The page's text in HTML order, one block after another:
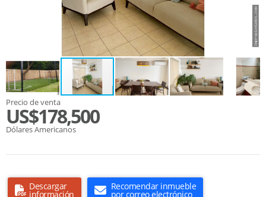
Precio de venta
US$178,500
Dólares Americanos
Descargar
información
Recomendar inmueble
por correo electrónico